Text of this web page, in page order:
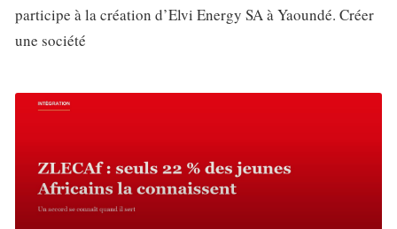
participe à la création d’Elvi Energy SA à Yaoundé. Créer
une société